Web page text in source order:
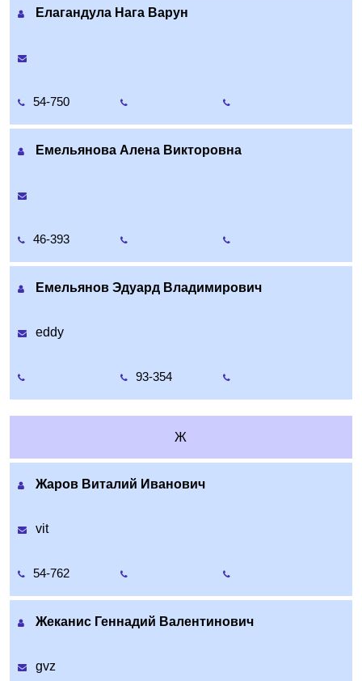
Елагандула Нага Варун
54-750
Емельянова Алена Викторовна
46-393
Емельянов Эдуард Владимирович
eddy
93-354
Ж
Жаров Виталий Иванович
vit
54-762
Жеканис Геннадий Валентинович
gvz